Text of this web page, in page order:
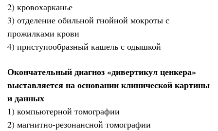
2) кровохарканье
3) отделение обильной гнойной мокроты с
прожилками крови
4) приступообразный кашель с одышкой
Окончательный диагноз «дивертикул ценкера»
выставляется на основании клинической картины
и данных
1) компьютерной томографии
2) магнитно-резонансной томографии